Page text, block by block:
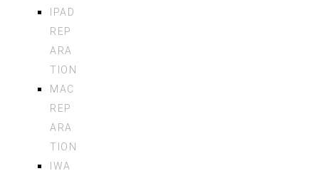
IPAD
REP
ARA
TION
MAC
REP
ARA
TION
IWA